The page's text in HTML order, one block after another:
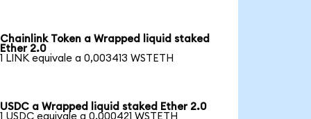
Chainlink Token a Wrapped liquid staked
Ether 2.0
1 LINK equivale a 0,003413 WSTETH
USDC a Wrapped liquid staked Ether 2.0
1 USDC equivale a 0,000421 WSTETH